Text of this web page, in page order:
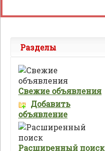
Разделы
Свежие объявления
Добавить
объявление
Расширенный поиск